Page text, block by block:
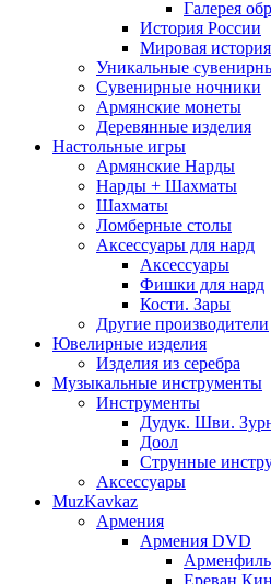
Галерея
История России
Мировая история
Уникальные
Сувенирные ночники
Армянские монеты
Деревянные изделия
Настольные игры
Армянские Нарды
Нарды + Шахматы
Шахматы
Ломберные столы
Аксессуары для нард
Аксессуары
Фишки для нард
Кости. Зары
Другие производители
Ювелирные изделия
Изделия из серебра
Музыкальные инструменты
Инструменты
Дудук. Шви.
Доол
Струнные
Аксессуары
MuzKavkaz
Армения
Армения DVD
Ереван